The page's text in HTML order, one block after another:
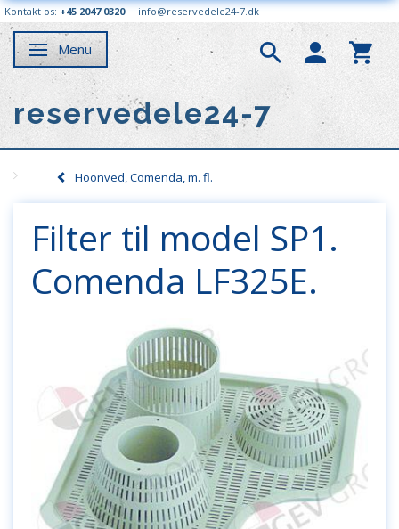
Kontakt os: +45 2047 0320 info@reservedele24-7.dk
Skifte navigation
Menu
reservedele24-7
Hoonved, Comenda, m. fl.
Filter til model SP1.
Comenda LF325E.